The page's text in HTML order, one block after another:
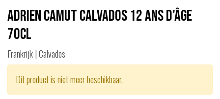
Adrien Camut Calvados 12 ans d'âge
70cl
Frankrijk | Calvados
Dit product is niet meer beschikbaar.